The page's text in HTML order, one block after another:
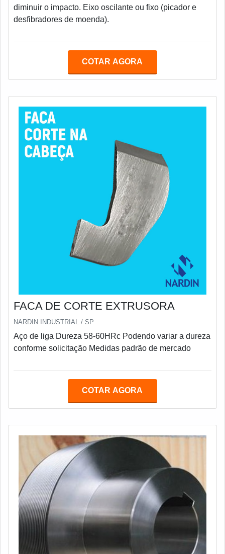
diminuir o impacto. Eixo oscilante ou fixo (picador e
desfibradores de moenda).
COTAR AGORA
FACA DE CORTE EXTRUSORA
NARDIN INDUSTRIAL / SP
Aço de liga Dureza 58-60HRc Podendo variar a dureza
conforme solicitação Medidas padrão de mercado
COTAR AGORA